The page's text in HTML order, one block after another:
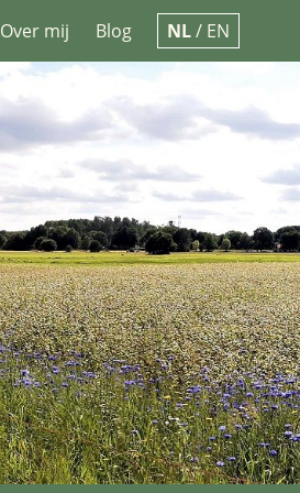
Over mij Blog NL/ EN